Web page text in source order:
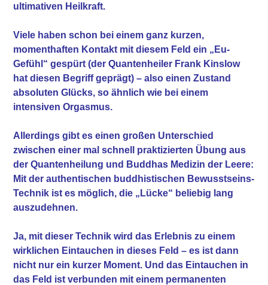
ultimativen Heilkraft.
Viele haben schon bei einem ganz kurzen,
momenthaften Kontakt mit diesem Feld ein „Eu-
Gefühl“ gespürt (der Quantenheiler Frank Kinslow
hat diesen Begriff geprägt) – also einen Zustand
absoluten Glücks, so ähnlich wie bei einem
intensiven Orgasmus.
Allerdings gibt es einen großen Unterschied
zwischen einer mal schnell praktizierten Übung aus
der Quantenheilung und Buddhas Medizin der Leere:
Mit der authentischen buddhistischen Bewusstseins-
Technik ist es möglich, die „Lücke“ beliebig lang
auszudehnen.
Ja, mit dieser Technik wird das Erlebnis zu einem
wirklichen Eintauchen in dieses Feld – es ist dann
nicht nur ein kurzer Moment. Und das Eintauchen in
das Feld ist verbunden mit einem permanenten